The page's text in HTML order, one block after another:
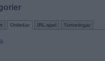
Ordlekar IRL-spel Turneringar